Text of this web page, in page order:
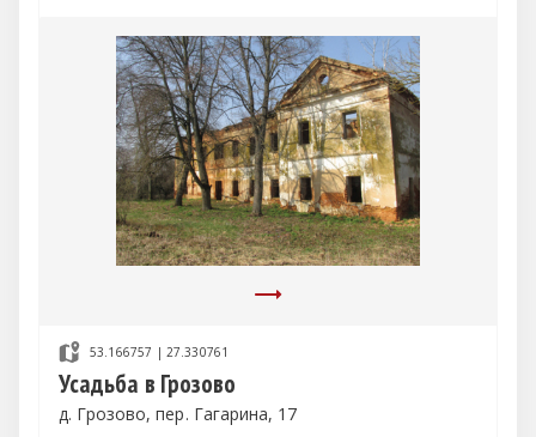
53.166757 | 27.330761
Усадьба в Грозово
д. Грозово, пер. Гагарина, 17